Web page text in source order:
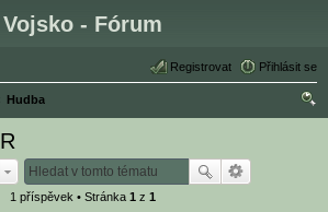
Vojsko - Fórum
Přihlásit se
Registrovat
Hudba
1 příspěvek • Stránka 1 z 1